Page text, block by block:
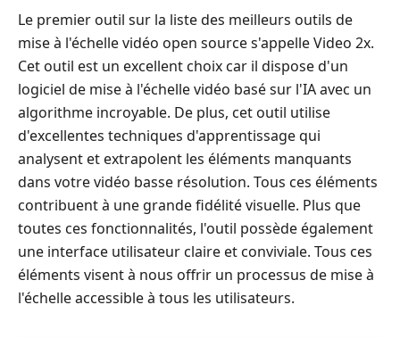
vidéo
open
source
Le premier outil sur la liste des meilleurs outils de
mise à l'échelle vidéo open source s'appelle Video 2x.
Cet outil est un excellent choix car il dispose d'un
logiciel de mise à l'échelle vidéo basé sur l'IA avec un
algorithme incroyable. De plus, cet outil utilise
d'excellentes techniques d'apprentissage qui
analysent et extrapolent les éléments manquants
dans votre vidéo basse résolution. Tous ces éléments
contribuent à une grande fidélité visuelle. Plus que
toutes ces fonctionnalités, l'outil possède également
une interface utilisateur claire et conviviale. Tous ces
éléments visent à nous offrir un processus de mise à
l'échelle accessible à tous les utilisateurs.